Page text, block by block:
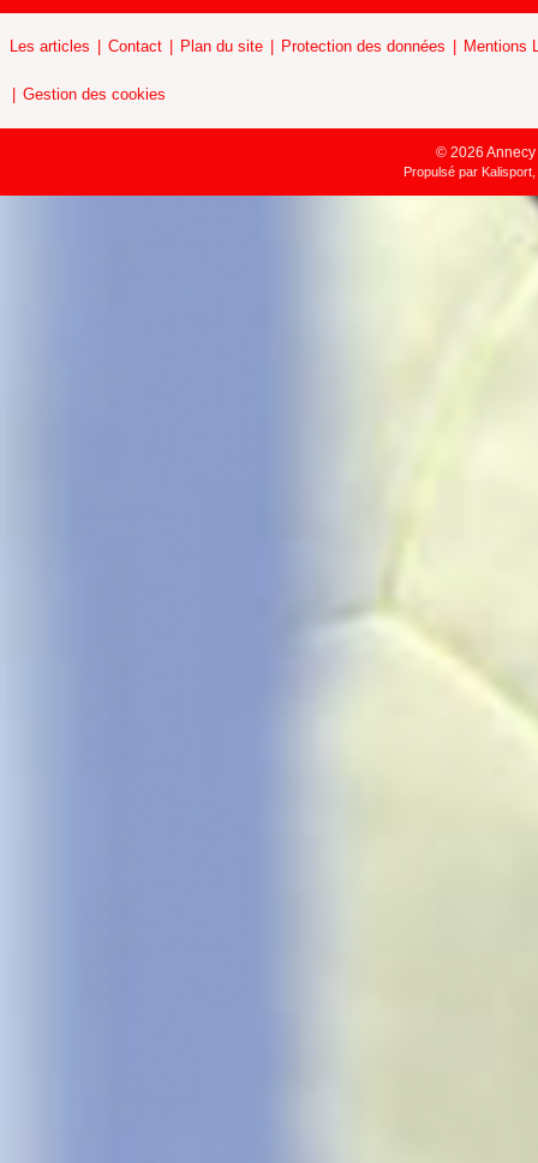
Les articles Contact Plan du site Protection des données Mentions
Gestion des cookies
© 2026
Propulsé par